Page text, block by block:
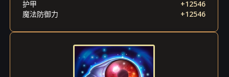
护甲
+12546
魔法防御力
+12546